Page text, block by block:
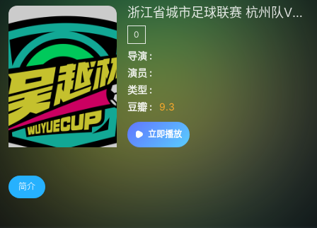
浙江省城市足球联赛 杭州队VS台州队20260531
0
导演 :
演员 :
类型 :
豆瓣 :
9.3
立即播放
简介